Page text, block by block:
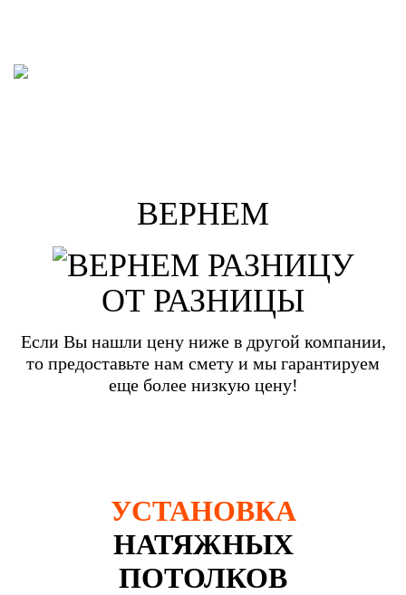
ВЕРНЕМ
ОТ РАЗНИЦЫ
Если Вы нашли цену ниже в другой компании,
то предоставьте нам смету и мы гарантируем
еще более низкую цену!
УСТАНОВКА
НАТЯЖНЫХ
ПОТОЛКОВ